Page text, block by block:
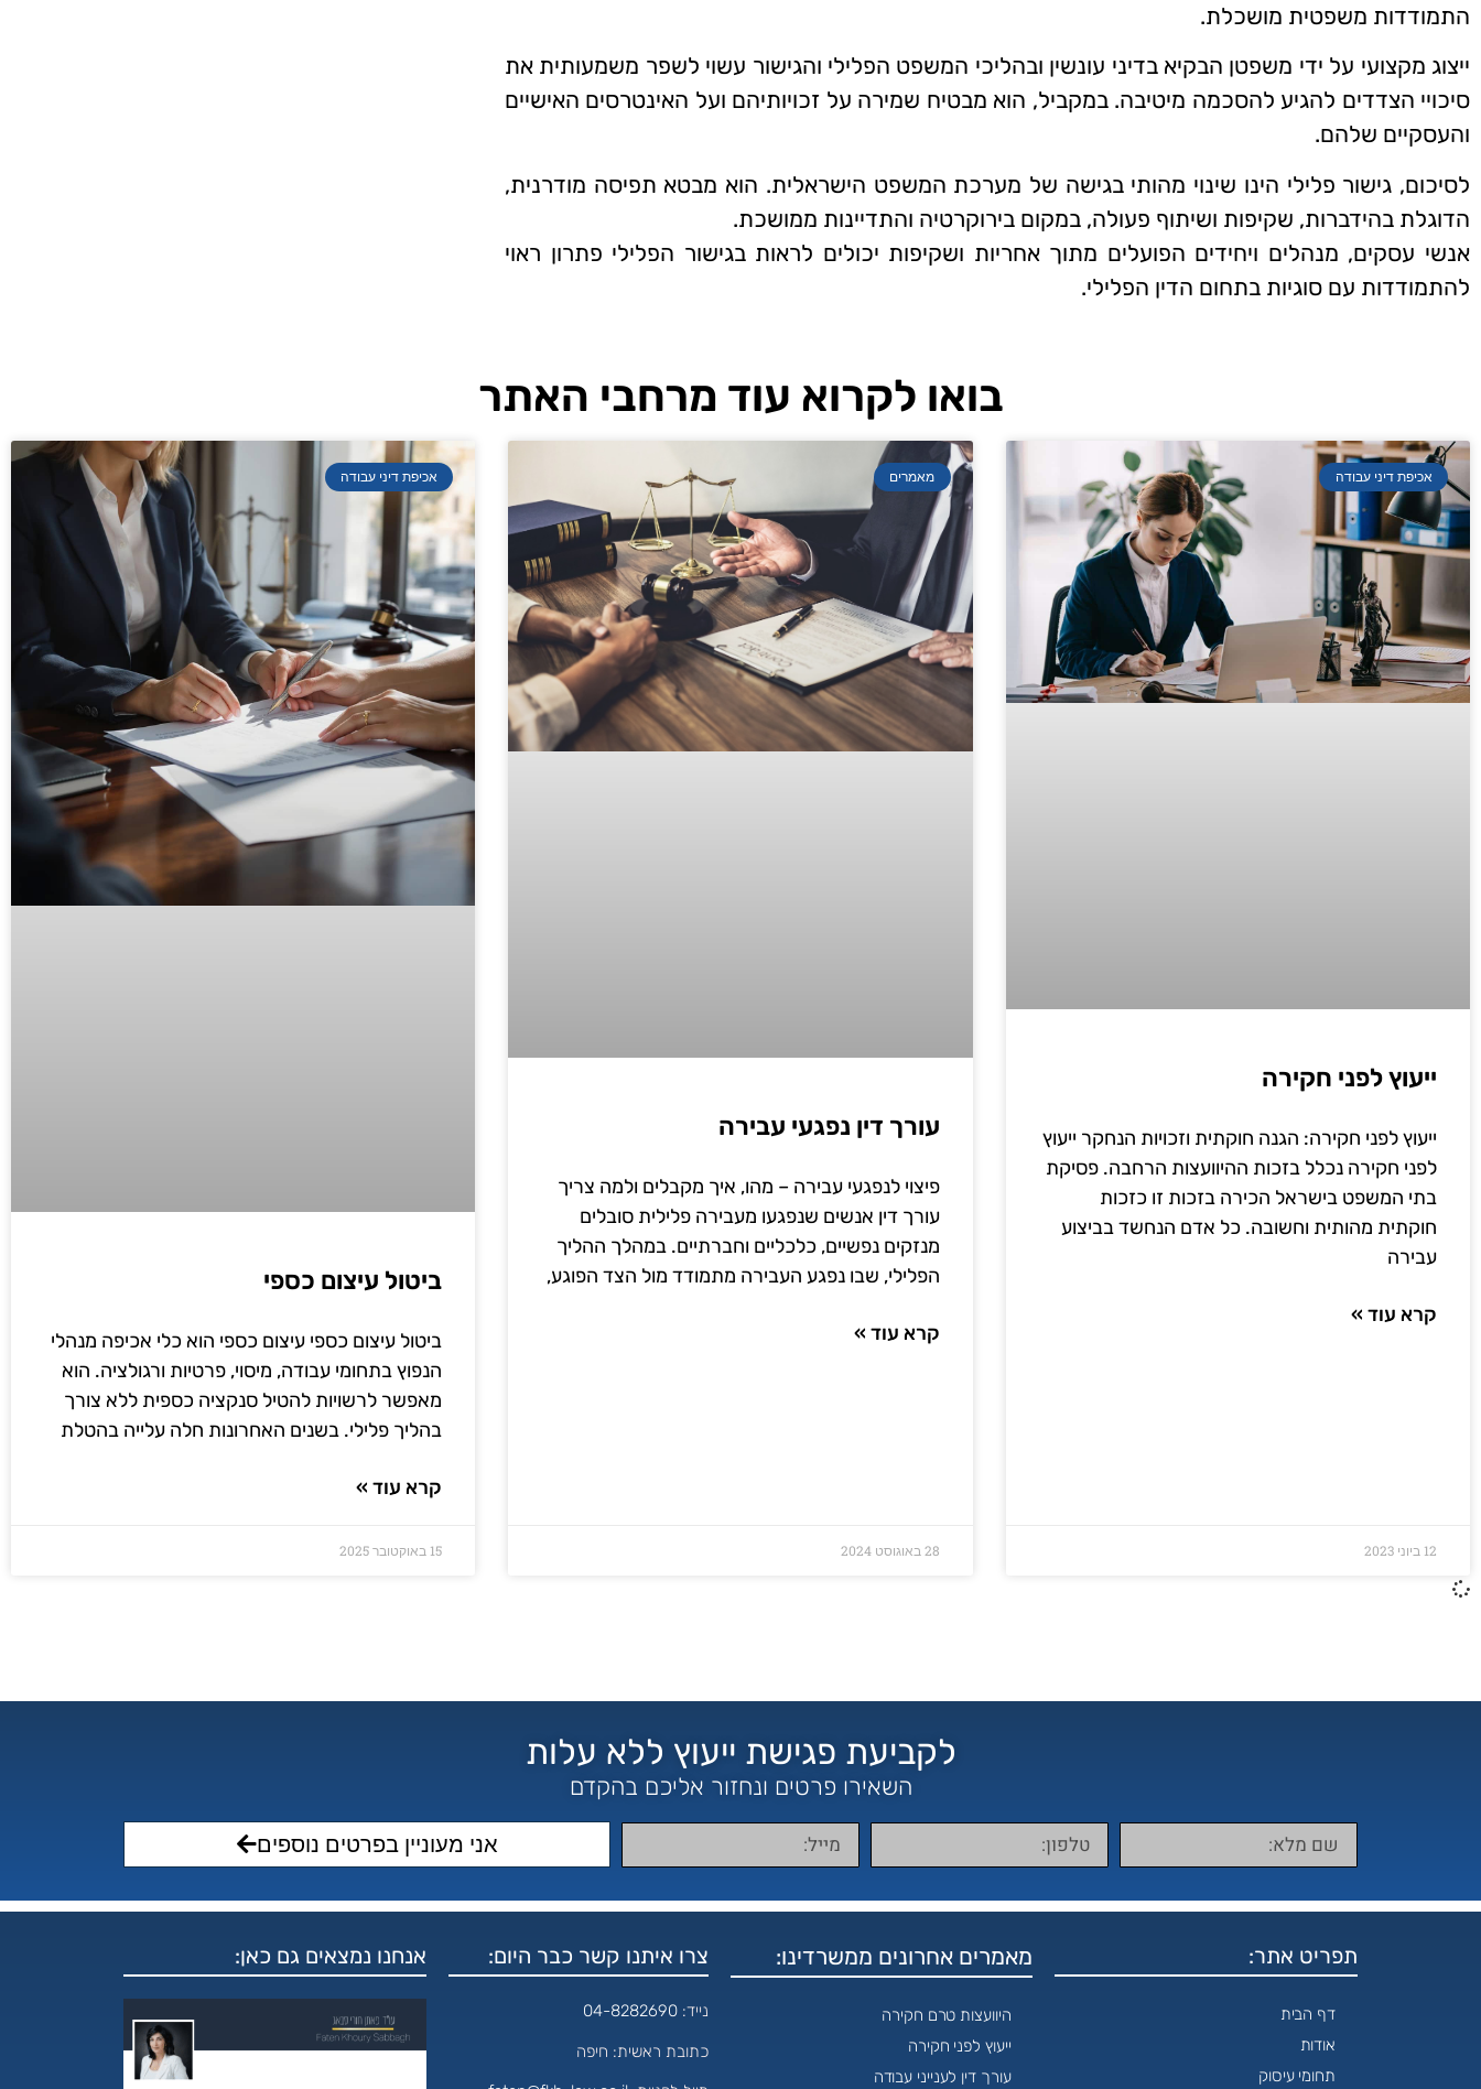
התמודדות משפטית מושכלת.
ייצוג מקצועי על ידי משפטן הבקיא בדיני עונשין ובהליכי המשפט הפלילי והגישור עשוי לשפר משמעותית את
סיכויי הצדדים להגיע להסכמה מיטיבה. במקביל, הוא מבטיח שמירה על זכויותיהם ועל האינטרסים האישיים
והעסקיים שלהם.
לסיכום, גישור פלילי הינו שינוי מהותי בגישה של מערכת המשפט הישראלית. הוא מבטא תפיסה מודרנית,
הדוגלת בהידברות, שקיפות ושיתוף פעולה, במקום בירוקרטיה והתדיינות ממושכת.
אנשי עסקים, מנהלים ויחידים הפועלים מתוך אחריות ושקיפות יכולים לראות בגישור הפלילי פתרון ראוי
להתמודדות עם סוגיות בתחום הדין הפלילי.
בואו לקרוא עוד מרחבי האתר
אכיפת דיני עבודה
ייעוץ לפני חקירה
ייעוץ לפני חקירה: הגנה חוקתית וזכויות הנחקר ייעוץ
לפני חקירה נכלל בזכות ההיוועצות הרחבה. פסיקת
בתי המשפט בישראל הכירה בזכות זו כזכות
חוקתית מהותית וחשובה. כל אדם הנחשד בביצוע
עבירה
קרא עוד »
12 ביוני 2023
מאמרים
עורך דין נפגעי עבירה
פיצוי לנפגעי עבירה – מהו, איך מקבלים ולמה צריך
עורך דין אנשים שנפגעו מעבירה פלילית סובלים
מנזקים נפשיים, כלכליים וחברתיים. במהלך ההליך
הפלילי, שבו נפגע העבירה מתמודד מול הצד הפוגע,
קרא עוד »
28 באוגוסט 2024
אכיפת דיני עבודה
ביטול עיצום כספי
ביטול עיצום כספי עיצום כספי הוא כלי אכיפה מנהלי
הנפוץ בתחומי עבודה, מיסוי, פרטיות ורגולציה. הוא
מאפשר לרשויות להטיל סנקציה כספית ללא צורך
בהליך פלילי. בשנים האחרונות חלה עלייה בהטלת
קרא עוד »
15 באוקטובר 2025
לקביעת פגישת ייעוץ ללא עלות
השאירו פרטים ונחזור אליכם בהקדם
אני מעוניין בפרטים נוספים
תפריט אתר:
דף הבית
אודות
תחומי עיסוק
מאמרים אחרונים ממשרדינו:
היוועצות טרם חקירה
ייעוץ לפני חקירה
עורך דין לענייני עבודה
צרו איתנו קשר כבר היום:
נייד:04-8282690
כתובת ראשית: חיפה
אנחנו נמצאים גם כאן: